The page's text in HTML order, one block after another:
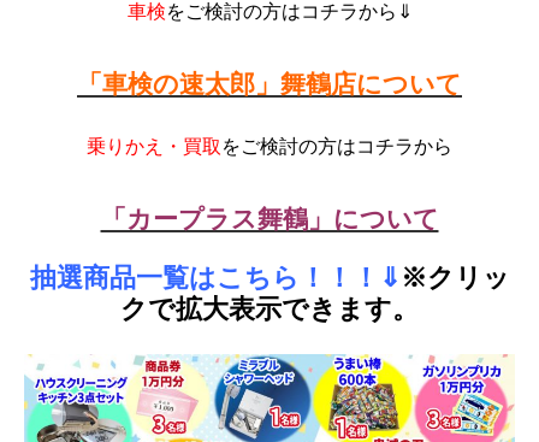
車検をご検討の方はコチラから⇓
「車検の速太郎」舞鶴店について
乗りかえ・買取 をご検討の方はコチラから
「カープラス舞鶴」について
抽選商品一覧はこちら！！！⇓ ※クリッ
クで拡大表示できます。